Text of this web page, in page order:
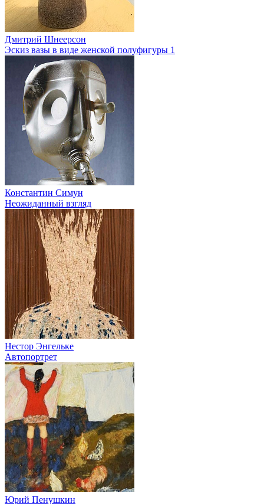
Дмитрий Шнеерсон
Эскиз вазы в виде женской полуфигуры 1
Константин Симун
Неожиданный взгляд
Нестор Энгельке
Автопортрет
Юрий Пенушкин